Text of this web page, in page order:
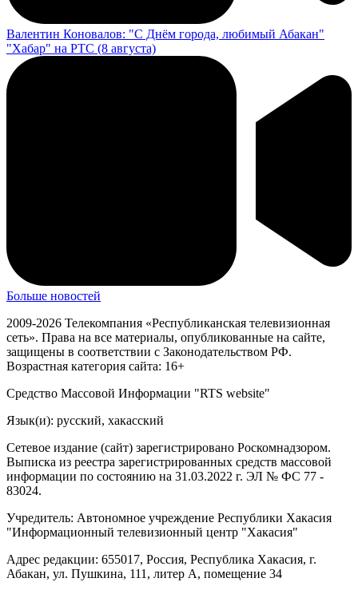
Валентин Коновалов: "С Днём города, любимый Абакан"
"Хабар" на РТС (8 августа)
Больше новостей
2009-2026 Телекомпания «Республиканская телевизионная
сеть». Права на все материалы, опубликованные на сайте,
защищены в соответствии с Законодательством РФ.
Возрастная категория сайта: 16+
Средство Массовой Информации "RTS website"
Язык(и): русский, хакасский
Сетевое издание (сайт) зарегистрировано Роскомнадзором.
Выписка из реестра зарегистрированных средств массовой
информации по состоянию на 31.03.2022 г. ЭЛ № ФС 77 -
83024.
Учредитель: Автономное учреждение Республики Хакасия
"Информационный телевизионный центр "Хакасия"
Адрес редакции: 655017, Россия, Республика Хакасия, г.
Абакан, ул. Пушкина, 111, литер А, помещение 34